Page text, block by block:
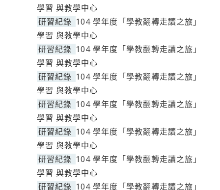
學習 與教學中心
研習紀錄 104 學年度「學教翻轉走讀之旅」
學習 與教學中心
研習紀錄 104 學年度「學教翻轉走讀之旅」
學習 與教學中心
研習紀錄 104 學年度「學教翻轉走讀之旅」
學習 與教學中心
研習紀錄 104 學年度「學教翻轉走讀之旅」
學習 與教學中心
研習紀錄 104 學年度「學教翻轉走讀之旅」
學習 與教學中心
研習紀錄 104 學年度「學教翻轉走讀之旅」
學習 與教學中心
研習紀錄 104 學年度「學教翻轉走讀之旅」